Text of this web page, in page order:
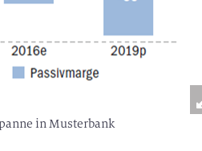
in Musterbank